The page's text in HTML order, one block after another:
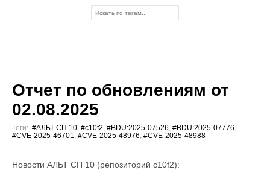
Отчет по обновлениям от
02.08.2025
Теги: #АЛЬТ СП 10 #c10f2 #BDU:2025-07526 #BDU:2025-07776
#CVE-2025-46701
#CVE-2025-48976 #CVE-2025-48988
Новости АЛЬТ СП 10 (репозиторий c10f2):